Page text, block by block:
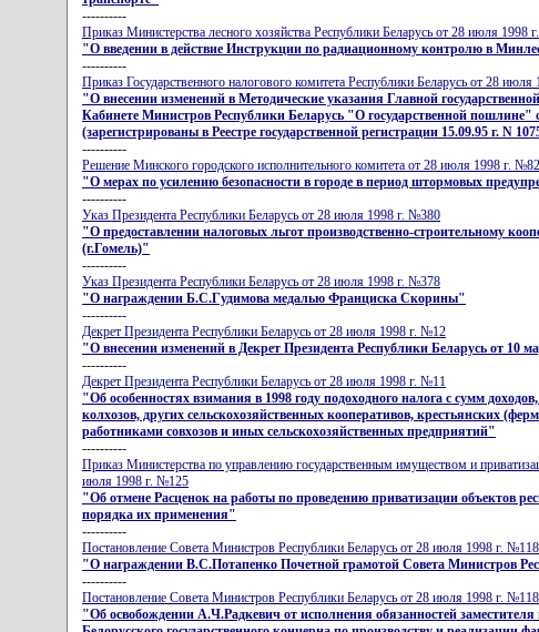
----------
Приказ Министерства лесного хозяйства Республики Беларусь от 28 июля 1998
"О введении в действие Инструкции по радиационному контролю в
----------
Приказ Государственного налогового комитета Республики Беларусь от 28
"О внесении изменений в Методические указания Главной
Кабинете Министров Республики Беларусь "О государственной пошлине"
(зарегистрированы в Реестре государственной регистрации 15.09.95 г. N
----------
Решение Минского городского исполнительного комитета от 28 июля 1998 г.
"О мерах по усилению безопасности в городе в период штормовых
----------
Указ Президента Республики Беларусь от 28 июля 1998 г. №380
"О предоставлении налоговых льгот производственно-строительному
(г.Гомель)"
----------
Указ Президента Республики Беларусь от 28 июля 1998 г. №378
"О награждении Б.С.Гудимова медалью Франциска Скорины"
----------
Декрет Президента Республики Беларусь от 28 июля 1998 г. №12
"О внесении изменений в Декрет Президента Республики Беларусь от 10
----------
Декрет Президента Республики Беларусь от 28 июля 1998 г. №11
"Об особенностях взимания в 1998 году подоходного налога с сумм
колхозов, других сельскохозяйственных кооперативов, крестьянских
работниками совхозов и иных сельскохозяйственных предприятий"
----------
Приказ Министерства по управлению государственным имуществом и
июля 1998 г. №125
"Об отмене Расценок на работы по проведению приватизации объектов
порядка их применения"
----------
Постановление Совета Министров Республики Беларусь от 28 июля 1998 г.
"О награждении В.С.Потапенко Почетной грамотой Совета Министров
----------
Постановление Совета Министров Республики Беларусь от 28 июля 1998 г.
"Об освобождении А.Ч.Радкевич от исполнения обязанностей заместителя